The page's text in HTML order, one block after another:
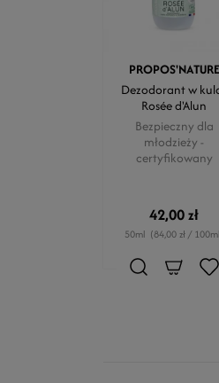
PROPOS'NATURE
Dezodorant w
Rosée d'Alun
Bezpieczny dla
młodzieży -
certyfikowany
42,00 zł
50ml (84,00 zł /